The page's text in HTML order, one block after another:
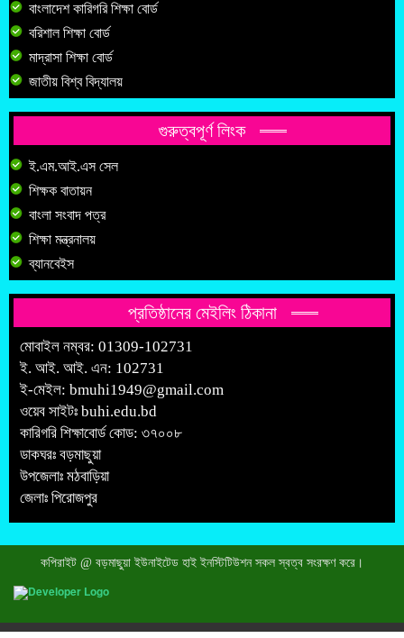
বাংলাদেশ কারিগরি শিক্ষা বোর্ড
বরিশাল শিক্ষা বোর্ড
মাদ্রাসা শিক্ষা বোর্ড
জাতীয় বিশ্ব বিদ্যালয়
গুরুত্বপূর্ণ লিংক
ই.এম.আই.এস সেল
শিক্ষক বাতায়ন
বাংলা সংবাদ পত্র
শিক্ষা মন্ত্রনালয়
ব্যানবেইস
প্রতিষ্ঠানের মেইলিং ঠিকানা
মোবাইল নম্বর: 01309-102731
ই. আই. আই. এন: 102731
ই-মেইল: bmuhi1949@gmail.com
ওয়েব সাইটঃ buhi.edu.bd
কারিগরি শিক্ষাবোর্ড কোড: ৩৭০০৮
ডাকঘরঃ বড়মাছুয়া
উপজেলাঃ মঠবাড়িয়া
জেলাঃ পিরোজপুর
কপিরাইট @ বড়মাছুয়া ইউনাইটেড হাই ইনস্টিটিউশন সকল স্বত্ব সংরক্ষণ করে।